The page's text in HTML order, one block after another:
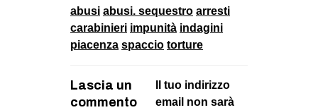
abusi abusi. sequestro arresti
carabinieri impunità indagini
piacenza spaccio torture
Lascia un
commento
Il tuo indirizzo
email non sarà